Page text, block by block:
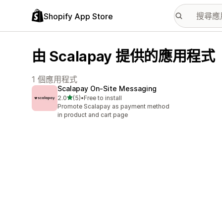
Shopify App Store
由 Scalapay 提供的應用程式
1 個應用程式
Scalapay On‑Site Messaging
2.0滿分 5 顆星
(5)
共有 5 則評價
•Free to install
Promote Scalapay as payment method
in product and cart page